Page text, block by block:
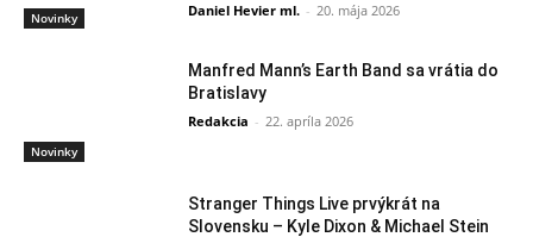
Novinky Daniel Hevier ml. - 20. mája 2026
Novinky
Manfred Mann’s Earth Band sa vrátia do
Bratislavy
Redakcia - 22. apríla 2026
Stranger Things Live prvýkrát na
Slovensku – Kyle Dixon & Michael Stein